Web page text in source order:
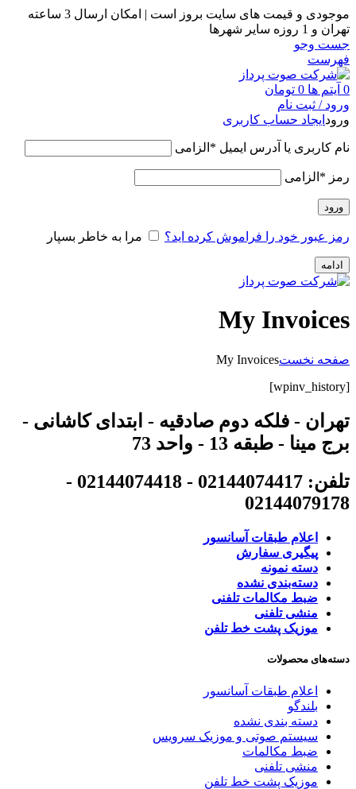
موجودی و قیمت های سایت بروز است | امکان ارسال 3 ساعته
تهران و 1 روزه سایر شهرها
جست وجو
فهرست
0 آیتم ها 0 تومان
ورود / ثبت نام
ورود ایجاد حساب کاربری
نام کاربری یا آدرس ایمیل * الزامی
رمز * الزامی
ورود
رمز عبور خود را فراموش کرده اید؟ مرا به خاطر بسپار
ادامه
My Invoices
صفحه نخستMy Invoices
[wpinv_history]
تهران - فلکه دوم صادقیه - ابتدای کاشانی -
برج مینا - طبقه 13 - واحد 73
تلفن: 02144074417 - 02144074418 -
02144079178
اعلام طبقات آسانسور
پیگیری سفارش
دسته نمونه
دسته‌بندی نشده
ضبط مکالمات تلفنی
منشی تلفنی
موزیک پشت خط تلفن
دسته‌های محصولات
اعلام طبقات آسانسور
بلندگو
دسته بندی نشده
سیستم صوتی و موزیک سرویس
ضبط مکالمات
منشی تلفنی
موزیک پشت خط تلفن